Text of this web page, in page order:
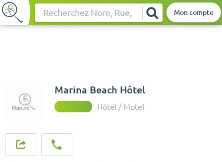
Rechercher Mon compte
Marina Beach Hôtel
Hôtel / Motel